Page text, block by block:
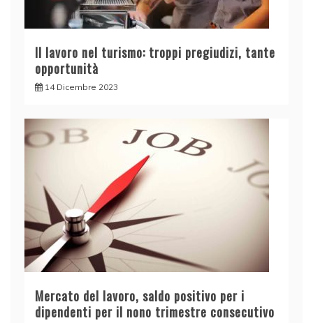
Il lavoro nel turismo: troppi pregiudizi, tante
opportunità
14 Dicembre 2023
Mercato del lavoro, saldo positivo per i
dipendenti per il nono trimestre consecutivo